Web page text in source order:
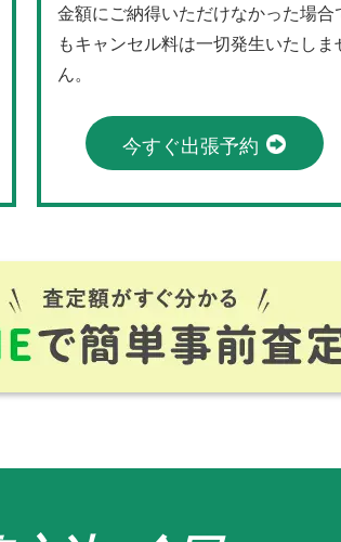
金額にご納得いただけなかった場合
もキャンセル料は一切発生いたしま
ん。
今すぐ出張予約